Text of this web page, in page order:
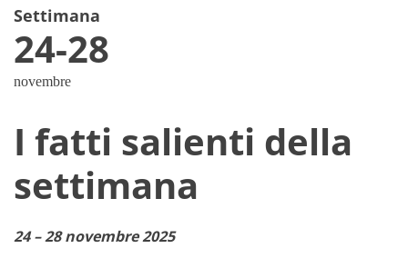
Settimana
24-28
novembre
I fatti salienti della
settimana
24 – 28 novembre 2025